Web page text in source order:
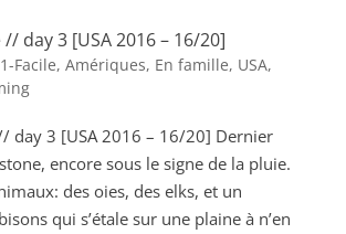
day 3 [USA 2016 – 16/20]
1-Facile, Amériques, En famille, USA,
day 3 [USA 2016 – 16/20] Dernier
encore sous le signe de la pluie.
des oies, des elks, et un
qui s’étale sur une plaine à n’en